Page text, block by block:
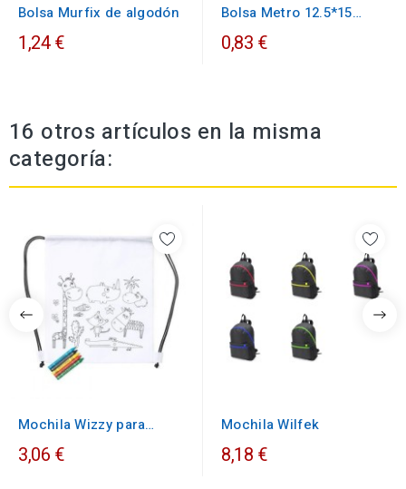
Bolsa Murfix de algodón
1,24 €
Bolsa Metro 12.5*15
multiusos
0,83 €
16 otros artículos en la misma
categoría:
Mochila Wizzy para
pintar
3,06 €
Mochila Wilfek
8,18 €